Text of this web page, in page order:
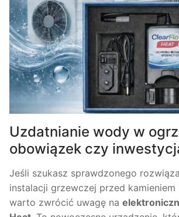
Uzdatnianie wody w
obowiązek czy
Jeśli szukasz sprawdzonego
instalacji grzewczej przed kamieniem
warto zwrócić uwagę na